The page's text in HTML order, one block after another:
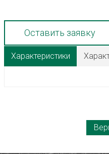
Оставить заявку
Характеристики